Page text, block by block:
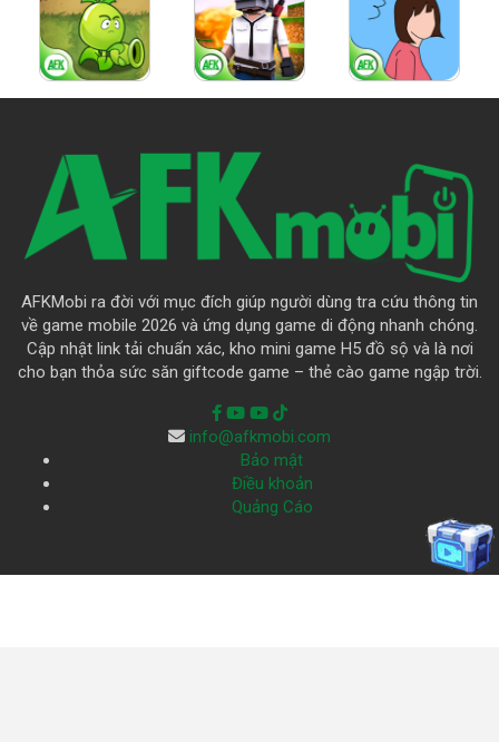
AFKMobi ra đời với mục đích giúp người dùng tra cứu thông tin
về game mobile 2026 và ứng dụng game di động nhanh chóng.
Cập nhật link tải chuẩn xác, kho mini game H5 đồ sộ và là nơi
cho bạn thỏa sức săn giftcode game – thẻ cào game ngập trời.
info@afkmobi.com
Bảo mật
Điều khoản
Quảng Cáo